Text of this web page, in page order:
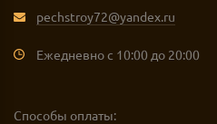
pechstroy72@yandex.ru
Ежедневно с 10:00 до 20:00
Способы оплаты: